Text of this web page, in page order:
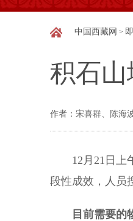
中国西藏网 >
积石
作者：宋喜群、陈海
12月21日上午
段性成效，人员
目前需要的